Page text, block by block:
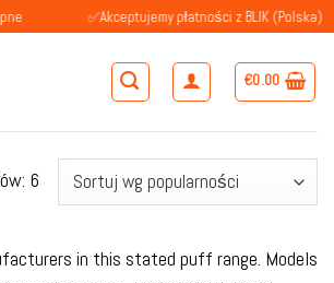
✅Akceptujemy płatności z BLIK (Polska)
€0.00
6Posortowane
według
in this stated puff range. Models